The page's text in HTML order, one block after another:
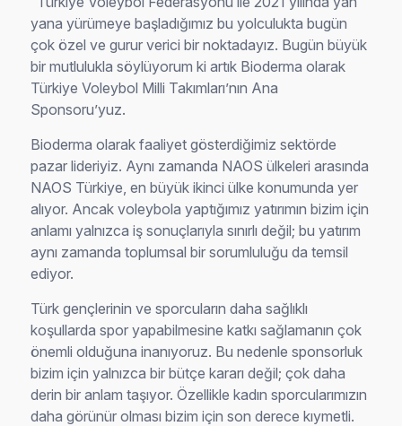
yana yürümeye başladığımız bu yolculukta bugün
çok özel ve gurur verici bir noktadayız. Bugün büyük
bir mutlulukla söylüyorum ki artık Bioderma olarak
Türkiye Voleybol Milli Takımları’nın Ana
Sponsoru’yuz.
Bioderma olarak faaliyet gösterdiğimiz sektörde
pazar lideriyiz. Aynı zamanda NAOS ülkeleri arasında
NAOS Türkiye, en büyük ikinci ülke konumunda yer
alıyor. Ancak voleybola yaptığımız yatırımın bizim için
anlamı yalnızca iş sonuçlarıyla sınırlı değil; bu yatırım
aynı zamanda toplumsal bir sorumluluğu da temsil
ediyor.
Türk gençlerinin ve sporcuların daha sağlıklı
koşullarda spor yapabilmesine katkı sağlamanın çok
önemli olduğuna inanıyoruz. Bu nedenle sponsorluk
bizim için yalnızca bir bütçe kararı değil; çok daha
derin bir anlam taşıyor. Özellikle kadın sporcularımızın
daha görünür olması bizim için son derece kıymetli.